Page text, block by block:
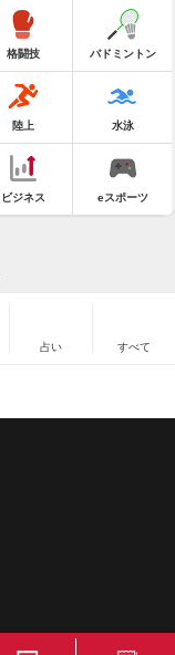
格闘技 バドミントン
陸上 水泳
ビジネス eスポーツ
占い すべて